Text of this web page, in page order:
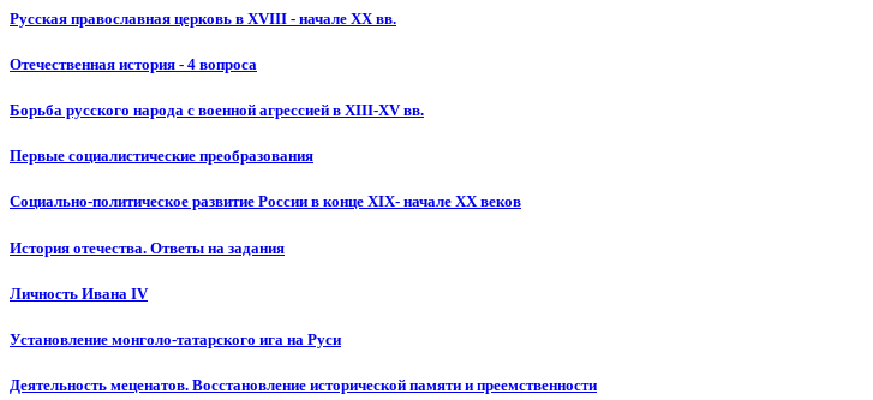
Русская православная церковь в XVIII - начале XX вв.
Отечественная история - 4 вопроса
Борьба русского народа с военной агрессией в XIII-XV вв.
Первые социалистические преобразования
Социально-политическое развитие России в конце XIX- начале XX веков
История отечества. Ответы на задания
Личность Ивана IV
Установление монголо-татарского ига на Руси
Деятельность меценатов. Восстановление исторической памяти и преемственности